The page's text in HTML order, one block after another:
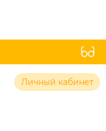
Личный кабинет